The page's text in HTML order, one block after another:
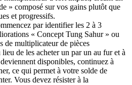
» composé sur vos gains plutôt que
et progressifs.
par identifier les 2 à 3
« Concept Tung Sahur » ou
de multiplicateur de pièces
de les acheter un par un au fur et à
disponibles, continuez à
ce qui permet à votre solde de
Vous devez résister à la